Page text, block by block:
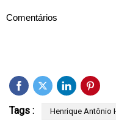
Comentários
Tags : Henrique Antônio